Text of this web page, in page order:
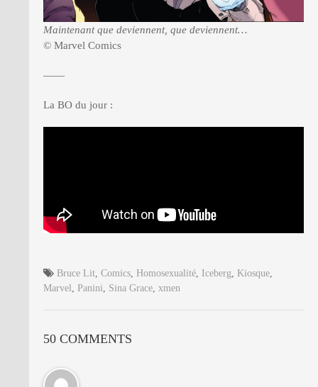
Maintenant que deviennent, que deviennent…
© Marvel Comics
——
La BO du jour :
Bruce Lit, Comics, Homosexualité, Iceberg, Kiosque,
Marvel , Panini, Sina Grace, xmen
50 COMMENTS